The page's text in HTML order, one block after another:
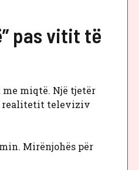
pas vitit të
miqtë. Një tjetër
realitetit televiziv
Mirënjohës për